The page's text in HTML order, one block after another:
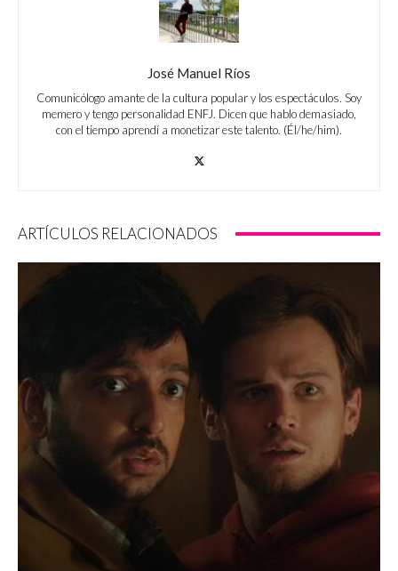
José Manuel Ríos
Comunicólogo amante de la cultura popular y los espectáculos. Soy
memero y tengo personalidad ENFJ. Dicen que hablo demasiado,
con el tiempo aprendí a monetizar este talento. (Él/he/him).
ARTÍCULOS RELACIONADOS